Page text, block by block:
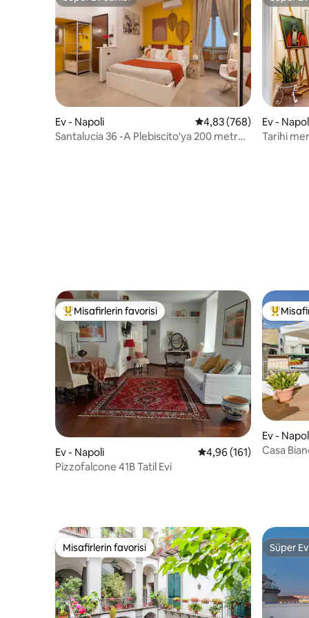
Süper Ev Sahibi
Ev - Napoli 5 üzerinden ortalama
4,83 (768)
Santalucia 36 -A Plebiscito'ya 200 metre,
Süper
Ev -
Tarihi
Misafirlerin favorilerinden en beğenilenler arasında
Misafirlerin favorisi
Ev - Napoli 5 üzerinden ortalama
4,96 (161)
Pizzofalcone 41B Tatil Evi
Ev -
Casa
Misafirlerin favorisi
Misafirlerin favorisi Süper
Süper